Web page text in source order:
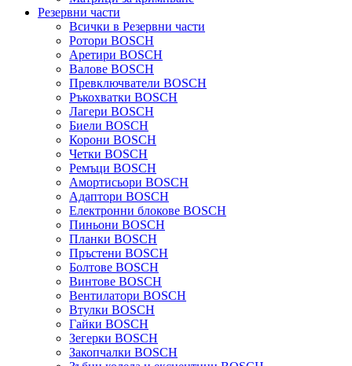
Резервни части
Всички в Резервни части
Ротори BOSCH
Аретири BOSCH
Валове BOSCH
Превключватели BOSCH
Ръкохватки BOSCH
Лагери BOSCH
Биели BOSCH
Корони BOSCH
Четки BOSCH
Ремъци BOSCH
Амортисьори BOSCH
Адаптори BOSCH
Електронни блокове BOSCH
Пиньони BOSCH
Планки BOSCH
Пръстени BOSCH
Болтове BOSCH
Винтове BOSCH
Вентилатори BOSCH
Втулки BOSCH
Гайки BOSCH
Зегерки BOSCH
Закопчалки BOSCH